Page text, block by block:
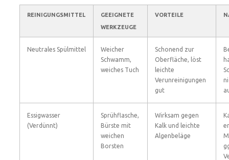
REINIGUNGSMITTEL
GEEIGNETE
WERKZEUGE
VORTEILE
Neutrales Spülmittel
Weicher
Schwamm,
weiches Tuch
Schonend zur
Oberfläche, löst
leichte
Verunreinigungen
gut
Essigwasser
(Verdünnt)
Sprühflasche,
Bürste mit
weichen
Borsten
Wirksam gegen
Kalk und leichte
Algenbeläge